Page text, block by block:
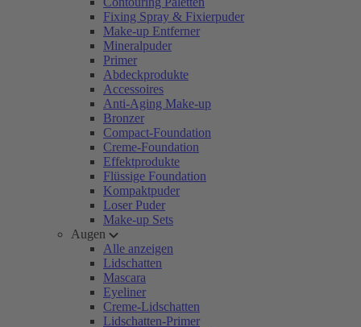
Fixing Spray & Fixierpuder
Make-up Entferner
Mineralpuder
Primer
Abdeckprodukte
Accessoires
Anti-Aging Make-up
Bronzer
Compact-Foundation
Creme-Foundation
Effektprodukte
Flüssige Foundation
Kompaktpuder
Loser Puder
Make-up Sets
Augen
Alle anzeigen
Lidschatten
Mascara
Eyeliner
Creme-Lidschatten
Lidschatten-Primer